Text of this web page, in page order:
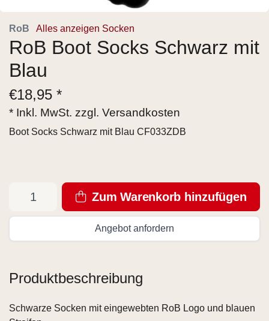
RoB Alles anzeigen Socken
RoB Boot Socks Schwarz mit
Blau
€18,95 *
* Inkl. MwSt. zzgl. Versandkosten
Boot Socks Schwarz mit Blau CF033ZDB
Zum Warenkorb hinzufügen
Angebot anfordern
Produktbeschreibung
Schwarze Socken mit eingewebten RoB Logo und blauen